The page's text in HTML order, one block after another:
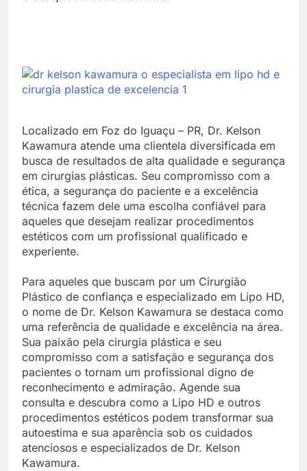
Localizado em Foz do Iguaçu – PR, Dr. Kelson
Kawamura atende uma clientela diversificada em
busca de resultados de alta qualidade e segurança
em cirurgias plásticas. Seu compromisso com a
ética, a segurança do paciente e a excelência
técnica fazem dele uma escolha confiável para
aqueles que desejam realizar procedimentos
estéticos com um profissional qualificado e
experiente.
Para aqueles que buscam por um Cirurgião
Plástico de confiança e especializado em Lipo HD,
o nome de Dr. Kelson Kawamura se destaca como
uma referência de qualidade e excelência na área.
Sua paixão pela cirurgia plástica e seu
compromisso com a satisfação e segurança dos
pacientes o tornam um profissional digno de
reconhecimento e admiração. Agende sua
consulta e descubra como a Lipo HD e outros
procedimentos estéticos podem transformar sua
autoestima e sua aparência sob os cuidados
atenciosos e especializados de Dr. Kelson
Kawamura.